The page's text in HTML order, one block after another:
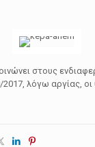
στους
λόγω αργίας, οι